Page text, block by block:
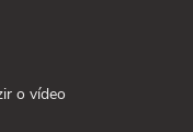
o vídeo